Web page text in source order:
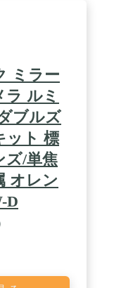
ミラー
ラ ルミ
ブルズ
ット 標
ズ/単焦
オレン
D